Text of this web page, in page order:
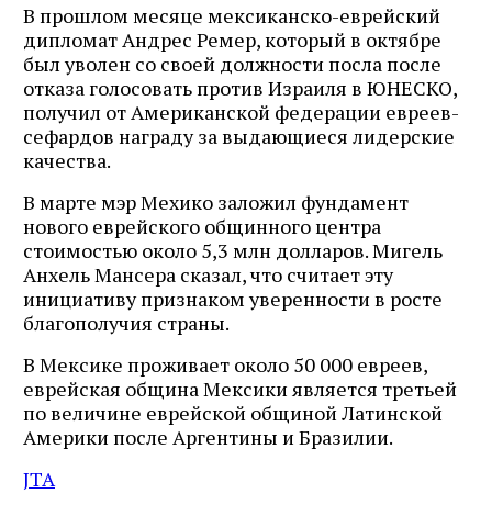
В прошлом месяце мексиканско-еврейский
дипломат Андрес Ремер, который в октябре
был уволен со своей должности посла после
отказа голосовать против Израиля в ЮНЕСКО,
получил от Американской федерации евреев-
сефардов награду за выдающиеся лидерские
качества.
В марте мэр Мехико заложил фундамент
нового еврейского общинного центра
стоимостью около 5,3 млн долларов. Мигель
Анхель Мансера сказал, что считает эту
инициативу признаком уверенности в росте
благополучия страны.
В Мексике проживает около 50 000 евреев,
еврейская община Мексики является третьей
по величине еврейской общиной Латинской
Америки после Аргентины и Бразилии.
JTA